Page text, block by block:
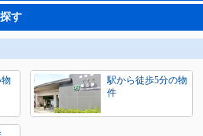
す
駅から徒歩5分の物
件